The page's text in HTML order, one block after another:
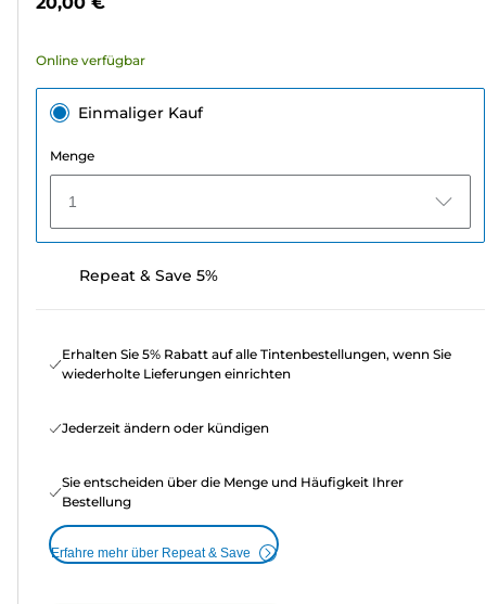
41
Online verfügbar
Einmaliger Kauf
Menge
1
Repeat & Save 5%
Erhalten Sie 5% Rabatt auf alle Tintenbestellungen, wenn Sie
wiederholte Lieferungen einrichten
Jederzeit ändern oder kündigen
Sie entscheiden über die Menge und Häufigkeit Ihrer
Bestellung
Erfahre mehr über Repeat & Save